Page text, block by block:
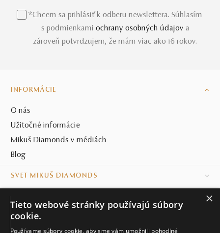
*Chcem sa prihlásiť k odberu newslettera. Súhlasím
s podmienkami ochrany osobných údajov a
zároveň potvrdzujem, že mám viac ako 16 rokov.
INFORMÁCIE
O nás
Užitočné informácie
Mikuš Diamonds v médiách
Blog
SVET MIKUŠ DIAMONDS
KONTAKT
×
Tieto webové stránky používajú súbory
cookie.
Používame súbory cookie, aby sme vám umožnili pohodlné